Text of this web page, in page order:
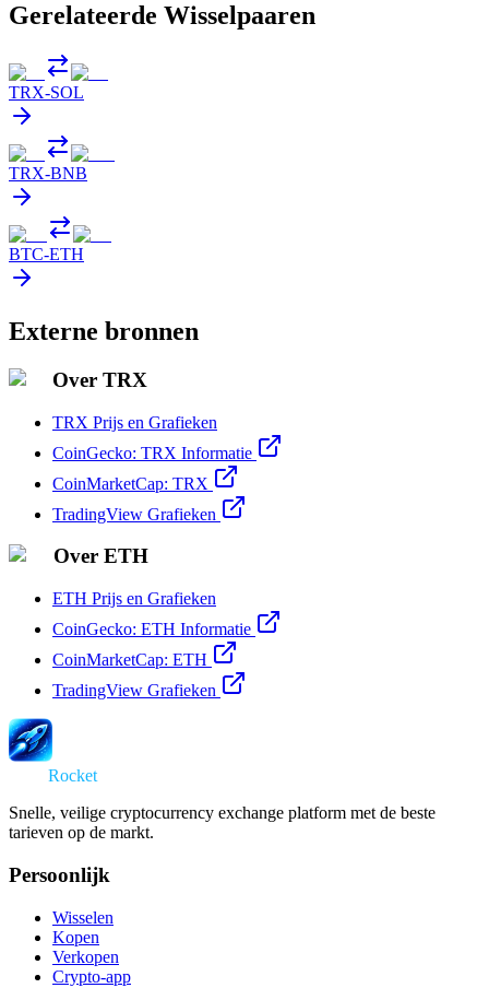
Gerelateerde Wisselpaaren
TRX-SOL
TRX-BNB
BTC-ETH
Externe bronnen
Over TRX
TRX Prijs en Grafieken
CoinGecko: TRX Informatie
CoinMarketCap: TRX
TradingView Grafieken
Over ETH
ETH Prijs en Grafieken
CoinGecko: ETH Informatie
CoinMarketCap: ETH
TradingView Grafieken
Rocket
Snelle, veilige cryptocurrency exchange platform met de beste
tarieven op de markt.
Persoonlijk
Wisselen
Kopen
Verkopen
Crypto-app